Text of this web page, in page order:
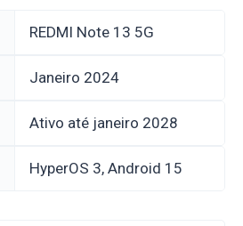
REDMI Note 13 5G
janeiro 2024
Ativo até janeiro 2028
HyperOS 3, Android 15